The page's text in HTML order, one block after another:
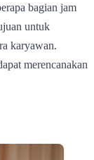
bagian jam
untuk
karyawan.
merencanakan